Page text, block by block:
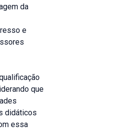
da
e
que
didáticos
essa